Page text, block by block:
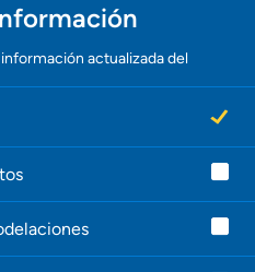
actualizada del